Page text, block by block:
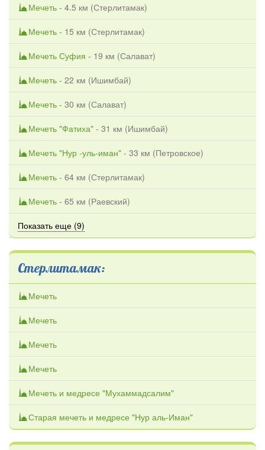
Мечеть - 4.5 км (Стерлитамак)
Мечеть - 15 км (Стерлитамак)
Мечеть Суфия - 19 км (Салават)
Мечеть - 22 км (Ишимбай)
Мечеть - 30 км (Салават)
Мечеть "Фатиха" - 31 км (Ишимбай)
Мечеть "Нур -уль-иман" - 33 км (Петровское)
Мечеть - 64 км (Стерлитамак)
Мечеть - 65 км (Раевский)
Показать еще (9)
Стерлитамак:
Мечеть
Мечеть
Мечеть
Мечеть
Мечеть и медресе "Мухаммадсалим"
Старая мечеть и медресе "Нур аль-Иман"